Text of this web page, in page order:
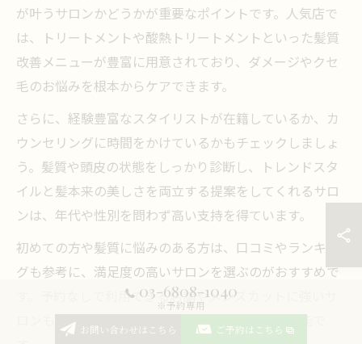
が叶うサロンかどうかが重要なポイントです。人気店で
は、トリートメントや酸熱トリートメントといった髪質
改善メニューが豊富に用意されており、ダメージやクセ
毛のお悩みを根本からケアできます。
さらに、経験豊富なスタイリストが在籍しているか、カ
ウンセリングに時間をかけているかもチェックしましょ
う。髪質や頭皮の状態をしっかり診断し、トレンドスタ
イルと髪本来の美しさを両立する提案をしてくれるサロ
ンは、年代や性別を問わず高い支持を得ています。
初めての方や髪質に悩みのある方は、口コミやランキン
グも参考に、満足度の高いサロンを選ぶのがおすすめで
す。予約なしで利用できる店舗やメンズカットに強いサ
ロンもあるため、自分のニーズに合った選択が可能で
03-6808-1040
※予約専用
お問い合わせはこちら
ご予約はこちら